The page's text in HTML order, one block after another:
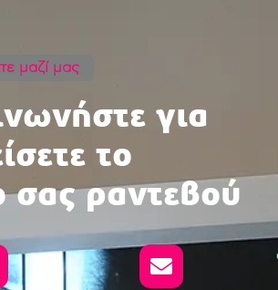
μαζί μας
για
το
σας ραντεβού